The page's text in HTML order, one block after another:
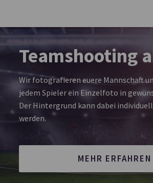
Teamshooting
Wir fotografieren euere Mannschaft
jedem Spieler ein Einzelfoto in
Der Hintergrund kann dabei
werden.
MEHR ERFAHREN